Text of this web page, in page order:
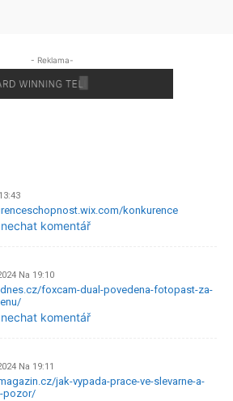
- Reklama-
konkurence
komentář
Na 19:10
foxcam-dual-povedena-fotopast-za-
komentář
Na 19:11
jak-vypada-prace-ve-slevarne-a-
pozor/